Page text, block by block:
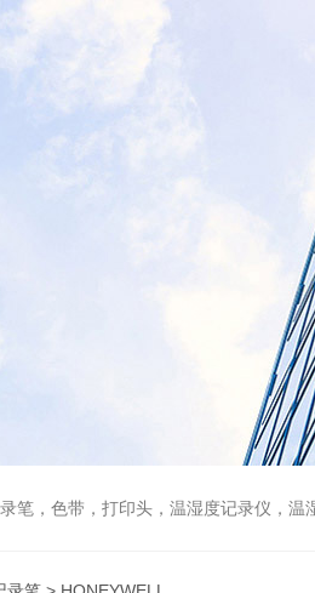
笔，色带，打印头，温湿度记录仪，温